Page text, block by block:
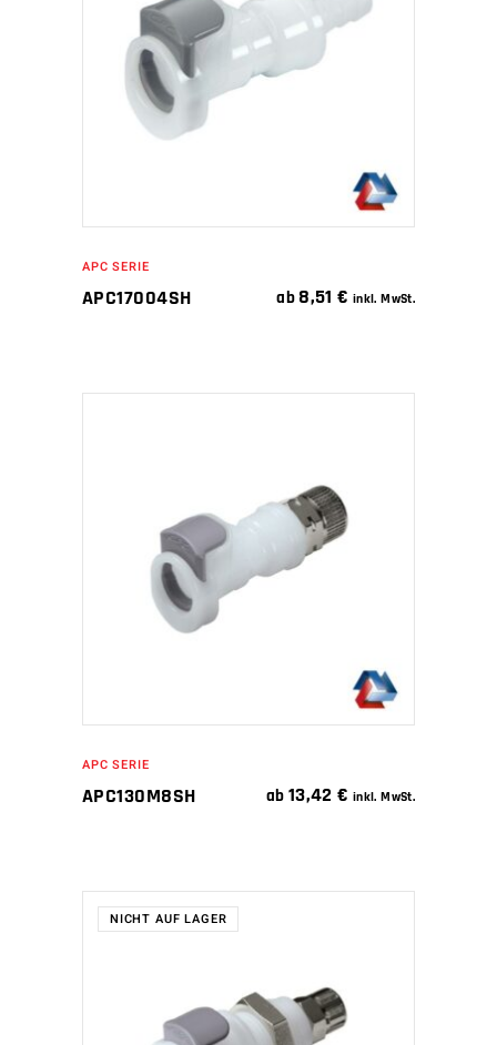
IN DEN WARENKORB
APC SERIE
APC17004SH ab 8,51€ inkl. MwSt.
IN DEN WARENKORB
APC SERIE
APC130M8SH ab 13,42€ inkl. MwSt.
NICHT AUF LAGER